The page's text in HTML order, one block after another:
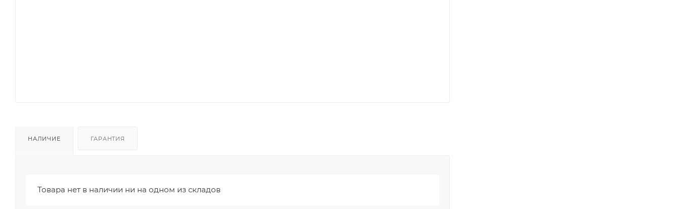
НАЛИЧИЕ ГАРАНТИЯ
Товара нет в наличии ни на одном из складов